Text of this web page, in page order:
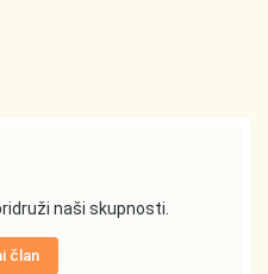
naši skupnosti.
član